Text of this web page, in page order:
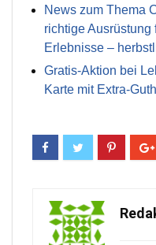
News zum Thema
richtige
Erlebnisse –
Gratis-Aktion bei
Karte mit Extra-